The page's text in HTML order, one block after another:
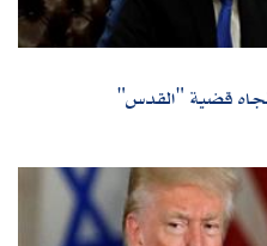
تجاه قضية "القدس"